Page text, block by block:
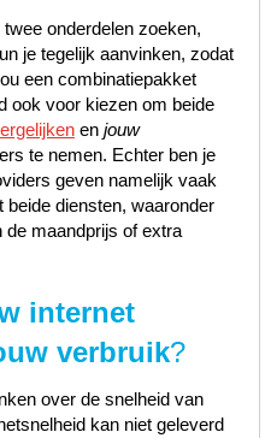
onderdelen zoeken,
je tegelijk aanvinken, zodat
een combinatiepakket
ook voor kiezen om beide
en jouw
te nemen. Echter ben je
geven namelijk vaak
diensten, waaronder
de maandprijs of extra
internet
verbruik?
over de snelheid van
kan niet geleverd